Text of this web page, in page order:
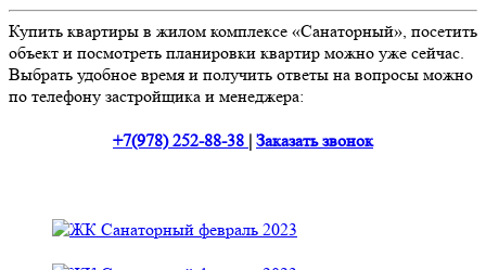
Купить квартиры в жилом комплексе «Санаторный», посетить
объект и посмотреть планировки квартир можно уже сейчас.
Выбрать удобное время и получить ответы на вопросы можно
по телефону застройщика и менеджера:
+7(978) 252-88-38 | Заказать звонок